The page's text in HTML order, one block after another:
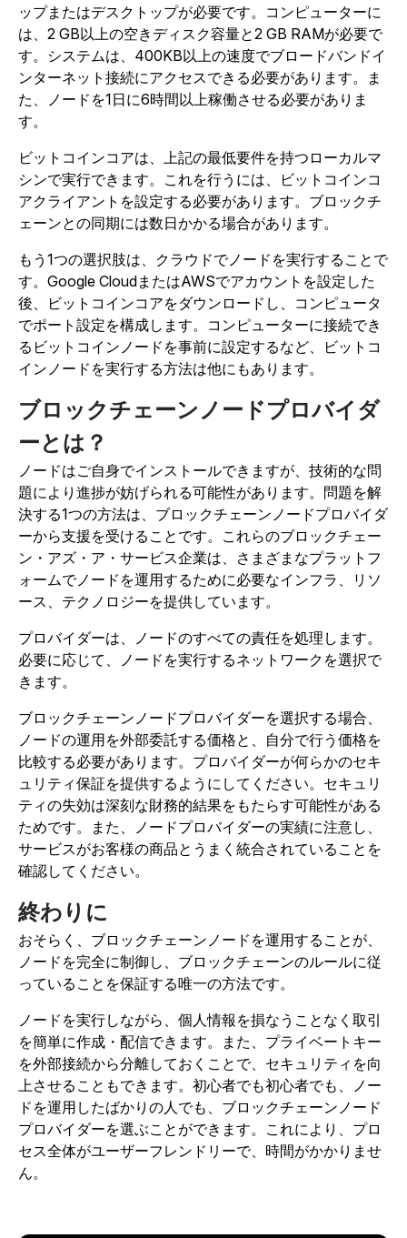
ップまたはデスクトップが必要です。コンピューターに
は、2 GB以上の空きディスク容量と2 GB RAMが必要で
す。システムは、400KB以上の速度でブロードバンドイ
ンターネット接続にアクセスできる必要があります。ま
た、ノードを1日に6時間以上稼働させる必要がありま
す。
ビットコインコアは、上記の最低要件を持つローカルマ
シンで実行できます。これを行うには、ビットコインコ
アクライアントを設定する必要があります。ブロックチ
ェーンとの同期には数日かかる場合があります。
もう1つの選択肢は、クラウドでノードを実行することで
す。Google CloudまたはAWSでアカウントを設定した
後、ビットコインコアをダウンロードし、コンピュータ
でポート設定を構成します。コンピューターに接続でき
るビットコインノードを事前に設定するなど、ビットコ
インノードを実行する方法は他にもあります。
ブロックチェーンノードプロバイダ
ーとは？
ノードはご自身でインストールできますが、技術的な問
題により進捗が妨げられる可能性があります。問題を解
決する1つの方法は、ブロックチェーンノードプロバイダ
ーから支援を受けることです。これらのブロックチェー
ン・アズ・ア・サービス企業は、さまざまなプラットフ
ォームでノードを運用するために必要なインフラ、リソ
ース、テクノロジーを提供しています。
プロバイダーは、ノードのすべての責任を処理します。
必要に応じて、ノードを実行するネットワークを選択で
きます。
ブロックチェーンノードプロバイダーを選択する場合、
ノードの運用を外部委託する価格と、自分で行う価格を
比較する必要があります。プロバイダーが何らかのセキ
ュリティ保証を提供するようにしてください。セキュリ
ティの失効は深刻な財務的結果をもたらす可能性がある
ためです。また、ノードプロバイダーの実績に注意し、
サービスがお客様の商品とうまく統合されていることを
確認してください。
終わりに
おそらく、ブロックチェーンノードを運用することが、
ノードを完全に制御し、ブロックチェーンのルールに従
っていることを保証する唯一の方法です。
ノードを実行しながら、個人情報を損なうことなく取引
を簡単に作成・配信できます。また、プライベートキー
を外部接続から分離しておくことで、セキュリティを向
上させることもできます。初心者でも初心者でも、ノー
ドを運用したばかりの人でも、ブロックチェーンノード
プロバイダーを選ぶことができます。これにより、プロ
セス全体がユーザーフレンドリーで、時間がかかりませ
ん。